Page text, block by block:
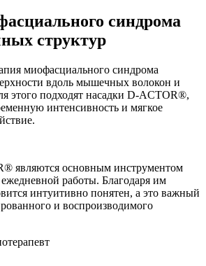
синдрома
структур
миофасциального синдрома
вдоль мышечных волокон и
этого подходят насадки D-ACTOR®,
интенсивность и мягкое
являются основным инструментом
работы. Благодаря им
интуитивно понятен, а это важный
и воспроизводимого